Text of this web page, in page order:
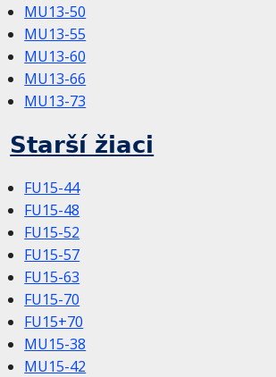
MU13-50
MU13-55
MU13-60
MU13-66
MU13-73
Starší žiaci
FU15-44
FU15-48
FU15-52
FU15-57
FU15-63
FU15-70
FU15+70
MU15-38
MU15-42